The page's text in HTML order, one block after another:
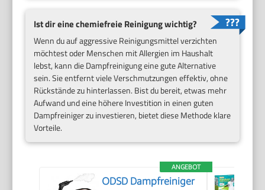
Ist dir eine chemiefreie Reinigung wichtig?
Wenn du auf aggressive Reinigungsmittel verzichten
möchtest oder Menschen mit Allergien im Haushalt
lebst, kann die Dampfreinigung eine gute Alternative
sein. Sie entfernt viele Verschmutzungen effektiv, ohne
Rückstände zu hinterlassen. Bist du bereit, etwas mehr
Aufwand und eine höhere Investition in einen guten
Dampfreiniger zu investieren, bietet diese Methode klare
Vorteile.
ANGEBOT
ODSD Dampfreiniger